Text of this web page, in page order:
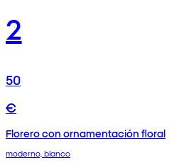
2
50
€
Florero con ornamentación floral
moderno, blanco